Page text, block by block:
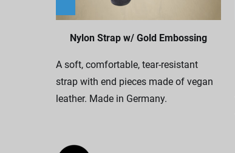
Nylon Strap w/ Gold Embossing
A soft, comfortable, tear-resistant
strap with end pieces made of vegan
leather. Made in Germany.